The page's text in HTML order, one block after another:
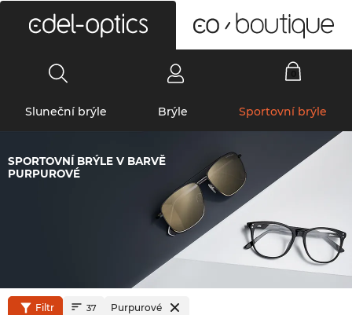
Sluneční brýle Brýle Sportovní brýle
SPORTOVNÍ BRÝLE V BARVĚ
PURPUROVÉ
Filtr 37 Purpurové